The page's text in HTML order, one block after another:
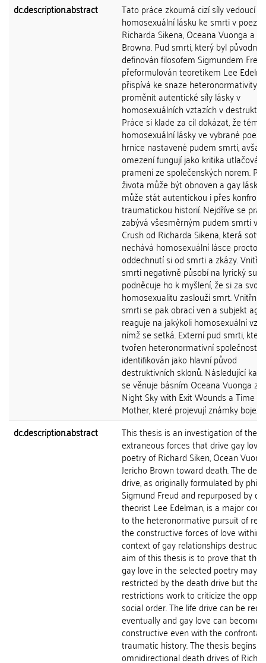
dc.description.abstract
Tato práce zkoumá cizí síly vedoucí
homosexuální lásku ke smrti v poezii
Richarda Sikena, Oceana Vuonga a
Browna. Pud smrti, který byl původně
definován filosofem Sigmundem
přeformulován teoretikem Lee
přispívá ke snaze heteronormativity
proměnit autentické síly lásky v
homosexuálních vztazích v
Práce si klade za cíl dokázat, že téma
homosexuální lásky ve vybrané
hrnice nastavené pudem smrti,
omezení fungují jako kritika
pramení ze společenských norem.
života může být obnoven a gay
může stát autentickou i přes
traumatickou historií. Nejdříve se
zabývá všesměrným pudem smrti ve
Crush od Richarda Sikena, která sotva
nechává homosexuální lásce proctor
oddechnutí si od smrti a zkázy.
smrti negativně působí na lyrický
podněcuje ho k myšlení, že si za svou
homosexualitu zaslouží smrt. Vnitřní
smrti se pak obrací ven a subjekt
reaguje na jakýkoli homosexuální
nímž se setká. Externí pud smrti,
tvořen heteronormativní společností,
identifikován jako hlavní původ
destruktivních sklonů. Následující
se věnuje básním Oceana Vuonga
Night Sky with Exit Wounds a Time is
Mother, které projevují známky boje...
dc.description.abstract
This thesis is an investigation of the
extraneous forces that drive gay
poetry of Richard Siken, Ocean
Jericho Brown toward death. The
drive, as originally formulated by
Sigmund Freud and repurposed by
theorist Lee Edelman, is a major
to the heteronormative pursuit of
the constructive forces of love within
context of gay relationships
aim of this thesis is to prove that the
gay love in the selected poetry may
restricted by the death drive but that
restrictions work to criticize the
social order. The life drive can be
eventually and gay love can become
constructive even with the
traumatic history. The thesis begins
omnidirectional death drives of